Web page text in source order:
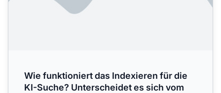
Wie funktioniert das Indexieren für die
KI-Suche? Unterscheidet es sich vom